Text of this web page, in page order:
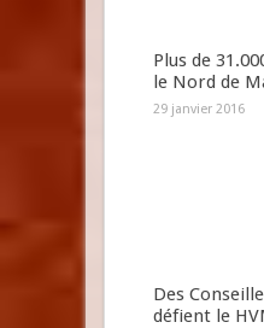
Plus de
le Nord de
29 janvier 2016
Des
défient le